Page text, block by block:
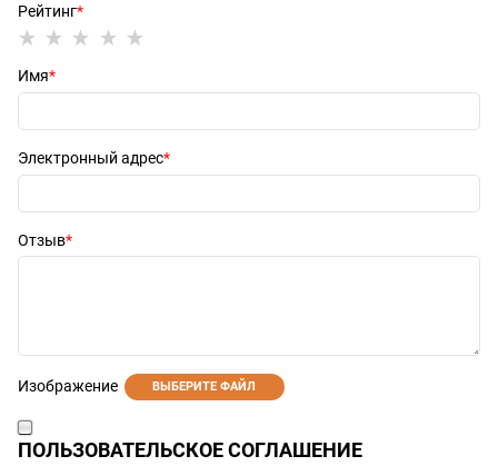
Рейтинг
Имя
Электронный адрес
Отзыв
Изображение ВЫБЕРИТЕ ФАЙЛ
ПОЛЬЗОВАТЕЛЬСКОЕ СОГЛАШЕНИЕ